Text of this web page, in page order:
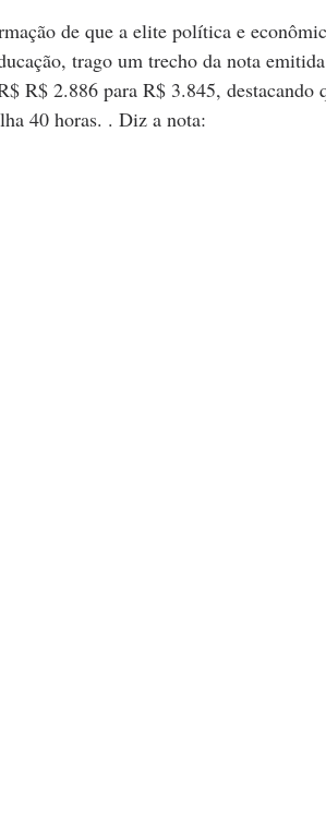
de que a elite política e
trago um trecho da nota
R$ 2.886 para R$ 3.845, destacando
40 horas. . Diz a nota: